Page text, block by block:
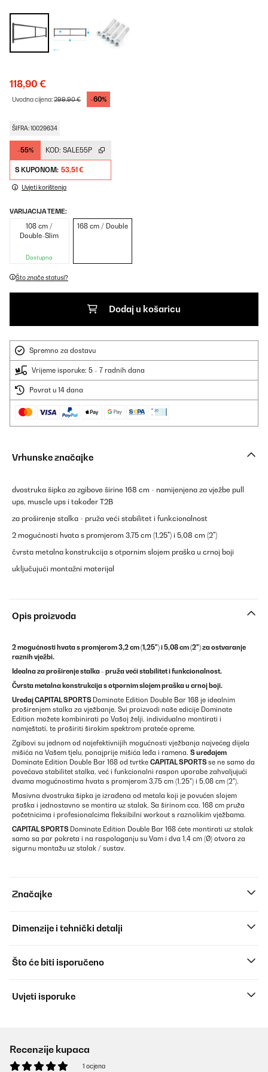
118,90 €
Uvodna cijena:299,90 € -60%
ŠIFRA: 10029634
-55% KOD: SALE55P
S KUPONOM: 53,51 €
Uvjeti korištenja
VARIJACIJA TEME:
108 cm /
Double-Slim
Dostupno
168 cm / Double
Što znače statusi?
Dodaj u košaricu
Spremno za dostavu
Vrijeme isporuke: 5 - 7 radnih dana
Povrat u 14 dana
Vrhunske značajke
dvostruka šipka za zgibove širine 168 cm - namijenjena za vježbe pull
ups, muscle ups i također T2B
za proširenje stalka - pruža veći stabilitet i funkcionalnost
2 mogućnosti hvata s promjerom 3,75 cm (1,25") i 5,08 cm (2")
čvrsta metalna konstrukcija s otpornim slojem praška u crnoj boji
uključujući montažni materijal
Opis proizvoda
2 mogućnosti hvata s promjerom 3,2 cm (1,25") i 5,08 cm (2") za ostvaranje
raznih vježbi.
Idealna za proširenje stalka - pruža veći stabilitet i funkcionalnost.
Čvrsta metalna konstrukcija s otpornim slojem praška u crnoj boji.
Uređaj CAPITAL SPORTS Dominate Edition Double Bar 168 je idealnim
proširenjem stalka za vježbanje. Svi proizvodi naše edicije Dominate
Edition možete kombinirati po Vašoj želji, individualno montirati i
namještati, te proširiti širokim spektrom prateće opreme.
Zgibovi su jednom od najefektivnijih mogućnosti vježbanja najvećeg dijela
mišića na Vašem tjelu, ponajprije mišića leđa i ramena. S uređajem
Dominate Edition Double Bar 168 od tvrtke CAPITAL SPORTSse ne samo da
povećava stabilitet stalka, već i funkcionalni raspon uporabe zahvaljujući
dvama mogućnostima hvata s promjerom 3,75 cm (1,25") i 5,08 cm (2").
Masivna dvostruka šipka je izrađena od metala koji je povućen slojem
praška i jednostavno se montira uz stalak. Sa širinom cca. 168 cm pruža
početnicima i profesionalcima fleksibilni workout s raznolikim vježbama.
CAPITAL SPORTS Dominate Edition Double Bar 168 ćete montirati uz stalak
samo sa par pokreta i na raspolaganju su Vam i dva 1,4 cm (Ø) otvora za
sigurnu montažu uz stalak / sustav.
Značajke
Dimenzije i tehnički detalji
Što će biti isporučeno
Uvjeti isporuke
Recenzije kupaca
1 ocjena